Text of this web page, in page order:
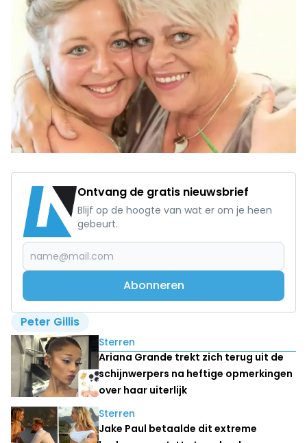
Ontvang de gratis nieuwsbrief
Blijf op de hoogte van wat er om je heen
gebeurt.
Abonneren
Peter Gillis
Lees ook
Sterren
Ariana Grande trekt zich terug uit de
schijnwerpers na heftige opmerkingen
over haar uiterlijk
Sterren
Jake Paul betaalde dit extreme